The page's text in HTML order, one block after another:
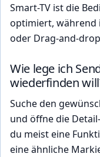
Smart-TV ist die
optimiert, während
oder Drag-and-
Wie lege ich
wiederfinden
Suche den
und öffne die
du meist eine
eine ähnliche